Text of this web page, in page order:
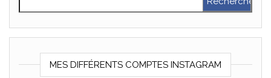
MES DIFFÉRENTS COMPTES INSTAGRAM